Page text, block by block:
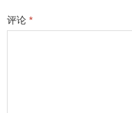
评论 *